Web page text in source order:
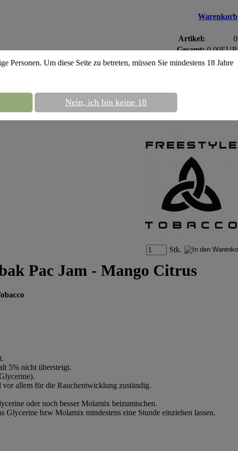
Warenkorb
Artikel:
0
Gesamt: 0,00EUR
Citrus 150g Shisha Tabak (Freestyle) DOSE
Stk.
Pac Jam - Mango Citrus
5% nicht übersteigt.
allem für die Rauchentwicklung zuständig.
oder noch besser Molamix beizumischen.
Glycerine bzw Molamix mindestens eine Stunde einziehen lassen.
Personen. Um diese Seite zu betreten, müssen Sie mindestens 18 Jahre
Nein, ich bin keine 18